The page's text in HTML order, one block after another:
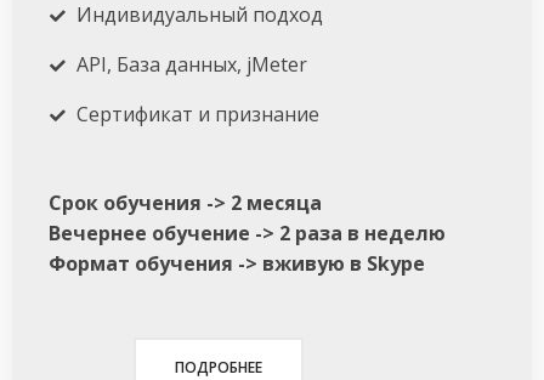
Индивидуальный подход
API, База данных, jMeter
Сертификат и признание
Срок обучения -> 2 месяца
Вечернее обучение -> 2 раза в неделю
Формат обучения -> вживую в Skype
ПОДРОБНЕЕ